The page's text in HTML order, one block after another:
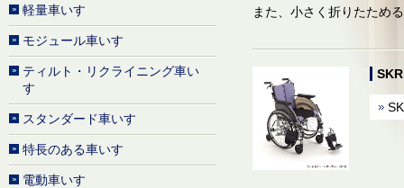
また、小さく折りたため
軽量車いす
モジュール車いす
ティルト・リクライニング車い
す
スタンダード車いす
特長のある車いす
電動車いす